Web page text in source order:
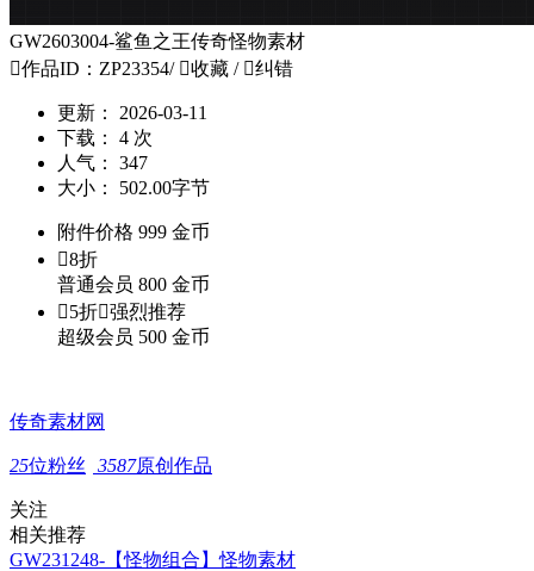
GW2603004-鲨鱼之王传奇怪物素材
作品ID：ZP23354/ 收藏 / 纠错
更新：
2026-03-11
下载：
4 次
人气：
347
大小：
502.00字节
附件价格 999 金币
8折
普通会员 800 金币
5折强烈推荐
超级会员 500 金币
传奇素材网
25位粉丝 3587原创作品
关注
相关推荐
GW231248-【怪物组合】怪物素材